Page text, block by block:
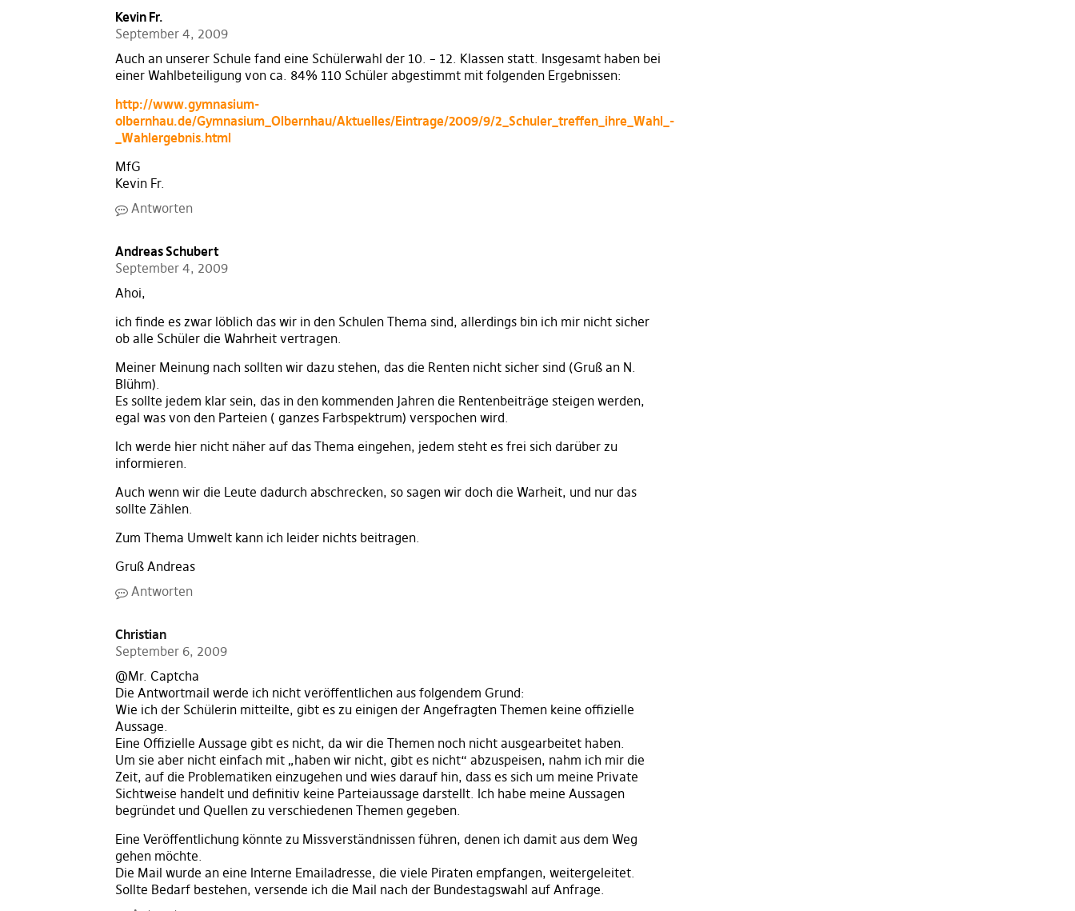
Kevin Fr.
September 4, 2009
Auch an unserer Schule fand eine Schülerwahl der 10. – 12. Klassen statt. Insgesamt haben bei
einer Wahlbeteiligung von ca. 84% 110 Schüler abgestimmt mit folgenden Ergebnissen:
http://www.gymnasium-
olbernhau.de/Gymnasium_Olbernhau/Aktuelles/Eintrage/2009/9/2_Schuler_treffen_ihre_Wahl_-
_Wahlergebnis.html
MfG
Kevin Fr.
Antworten
Andreas Schubert
September 4, 2009
Ahoi,
ich finde es zwar löblich das wir in den Schulen Thema sind, allerdings bin ich mir nicht sicher
ob alle Schüler die Wahrheit vertragen.
Meiner Meinung nach sollten wir dazu stehen, das die Renten nicht sicher sind (Gruß an N.
Blühm).
Es sollte jedem klar sein, das in den kommenden Jahren die Rentenbeiträge steigen werden,
egal was von den Parteien ( ganzes Farbspektrum) verspochen wird.
Ich werde hier nicht näher auf das Thema eingehen, jedem steht es frei sich darüber zu
informieren.
Auch wenn wir die Leute dadurch abschrecken, so sagen wir doch die Warheit, und nur das
sollte Zählen.
Zum Thema Umwelt kann ich leider nichts beitragen.
Gruß Andreas
Antworten
Christian
September 6, 2009
@Mr. Captcha
Die Antwortmail werde ich nicht veröffentlichen aus folgendem Grund:
Wie ich der Schülerin mitteilte, gibt es zu einigen der Angefragten Themen keine offizielle
Aussage.
Eine Offizielle Aussage gibt es nicht, da wir die Themen noch nicht ausgearbeitet haben.
Um sie aber nicht einfach mit „haben wir nicht, gibt es nicht“ abzuspeisen, nahm ich mir die
Zeit, auf die Problematiken einzugehen und wies darauf hin, dass es sich um meine Private
Sichtweise handelt und definitiv keine Parteiaussage darstellt. Ich habe meine Aussagen
begründet und Quellen zu verschiedenen Themen gegeben.
Eine Veröffentlichung könnte zu Missverständnissen führen, denen ich damit aus dem Weg
gehen möchte.
Die Mail wurde an eine Interne Emailadresse, die viele Piraten empfangen, weitergeleitet.
Sollte Bedarf bestehen, versende ich die Mail nach der Bundestagswahl auf Anfrage.